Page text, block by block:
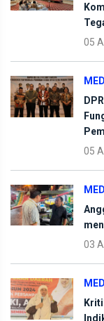
05
05
03